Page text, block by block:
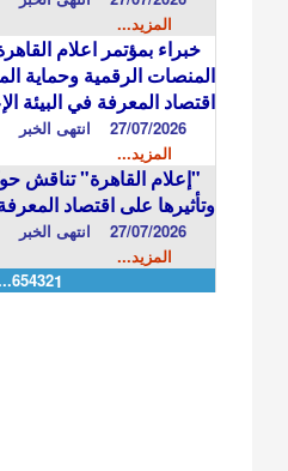
المزيد...
خبراء بمؤتمر اعلام
المنصات الرقمية وحماية
اقتصاد المعرفة في البيئة
27/07/2026
انتهى الخبر
المزيد...
"إعلام القاهرة" تناقش
وتأثيرها على اقتصاد
27/07/2026
انتهى الخبر
المزيد...
1
2
3
4
5
6